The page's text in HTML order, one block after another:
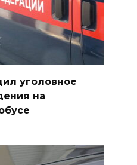
уголовное
на